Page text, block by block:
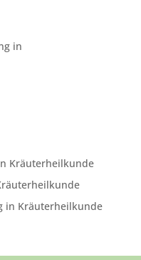
in
Kräuterheilkunde
in Kräuterheilkunde